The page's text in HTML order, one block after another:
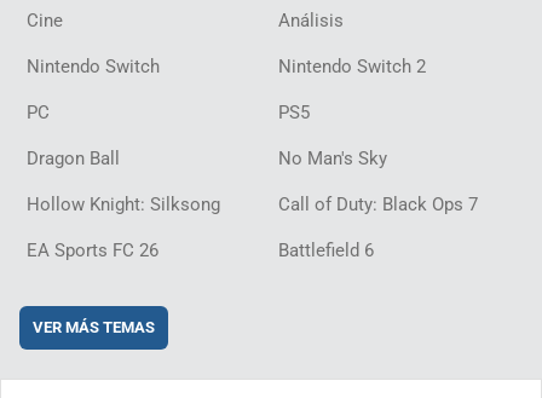
Cine Análisis
Nintendo Switch Nintendo Switch 2
PC PS5
Dragon Ball No Man's Sky
Hollow Knight: Silksong Call of Duty: Black Ops 7
EA Sports FC 26 Battlefield 6
VER MÁS TEMAS